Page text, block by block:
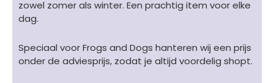
zowel zomer als winter. Een prachtig item voor elke
dag.
Speciaal voor Frogs and Dogs hanteren wij een prijs
onder de adviesprijs, zodat je altijd voordelig shopt.